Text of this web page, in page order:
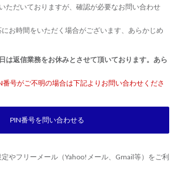
ただいておりますが、確認が必要なお問い合わせ
お時間をいただく場合がございます、あらかじめ
は返信業務をお休みとさせて頂いております。あら
号がご不明の場合は下記よりお問い合わせくださ
PIN番号を問い合わせる
やフリーメール（Yahoo!メール、Gmail等）をご利